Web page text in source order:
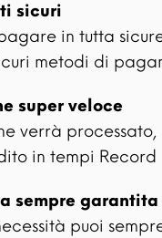
sicuri
in tutta
metodi di
super veloce
verrà processato,
in tempi Record
sempre garantita
puoi